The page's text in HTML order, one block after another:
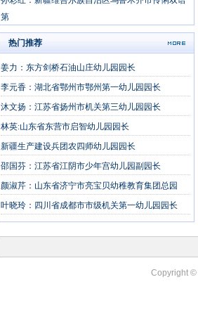
第
新疆维吾尔族自治区新疆市伶俐双语第六幼儿园园
新疆生产建设兵团农四师幼儿园园长
郭胜:北大博雅幼儿园院长
热门推荐
姜力：东方剑桥石油山庄幼儿园园长
李元香：湖北省鄂州市鄂州第一幼儿园园长
沐文扬：江苏省扬州市机关第三幼儿园园长
林英:山东省东营市启智幼儿园园长
新疆生产建设兵团农四师幼儿园园长
邵国芬：江苏省江阴市少年宫幼儿园副园长
颜淑芹：山东省济宁市亮宝贝幼稚教育集团总园
叶晓玲：四川省成都市市级机关第一幼儿园园长
Copyright ©